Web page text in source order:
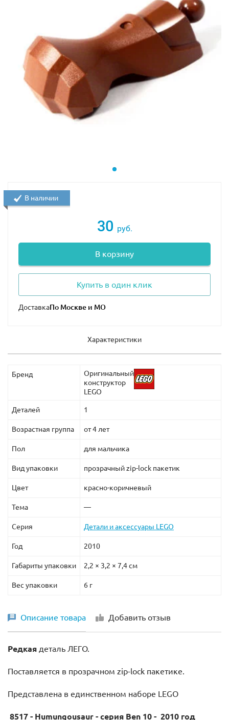
30 руб.
В корзину
Купить в один клик
Доставка
В наличии
Характеристики
Бренд
Оригинальный
конструктор
LEGO
Деталей 1
Возрастная группа от 4 лет
Пол для мальчика
Вид упаковки прозрачный zip-lock пакетик
Цвет красно-коричневый
Тема —
Серия Детали и аксессуары LEGO
Год 2010
Габариты упаковки 2,2 × 3,2 × 7,4 см
Вес упаковки 6 г
Описание товара Добавить отзыв
Редкая деталь ЛЕГО.
Поставляется в прозрачном zip-lock пакетике.
Представлена в единственном наборе LEGO
8517 - Humungousaur - серия Ben 10 - 2010 год